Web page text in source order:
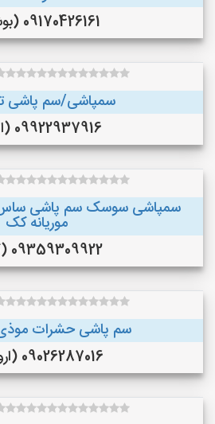
09170426161 (بوشهر)
سمپاشی/سم پاشی
09922937916 (ایلام)
سمپاشی سوسک سم پاشی
موریانه کک
09359309922 (کرج)
سم پاشی حشرات موذی
09026287016 (ارومیه)